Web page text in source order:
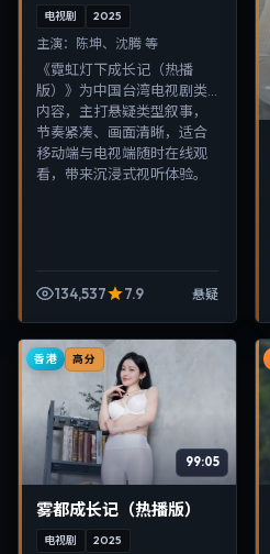
电视剧 2025
主演： 陈坤、沈腾 等
《霓虹灯下成长记（热播
版）》为中国台湾电视剧类
内容，主打悬疑类型叙事，
节奏紧凑、画面清晰，适合
移动端与电视端随时在线观
看，带来沉浸式视听体验。
134,537 7.9 悬疑
香港 高分
99:05
雾都成长记（热播版）
电视剧 2025